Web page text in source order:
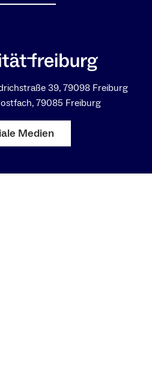
39, 79098 Freiburg
79085 Freiburg
Medien